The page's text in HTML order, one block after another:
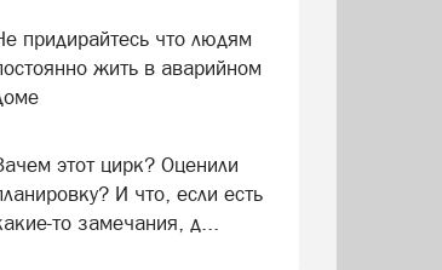
придирайтесь что людям
жить в аварийном
этот цирк? Оценили
И что, если есть
то замечания, д...